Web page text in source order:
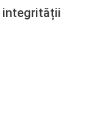
integrității